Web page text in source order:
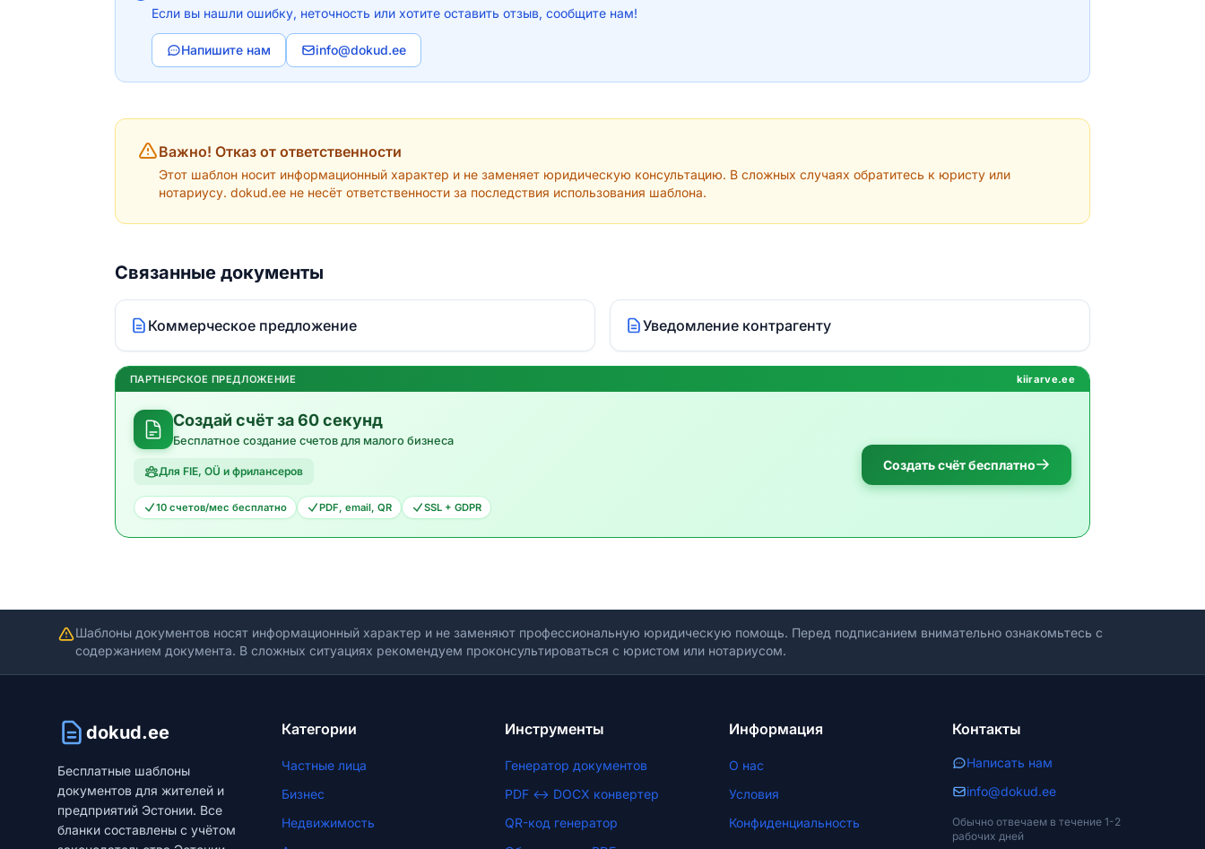
Если вы нашли ошибку, неточность или хотите оставить отзыв, сообщите нам!
Напишите нам info@dokud.ee
Важно! Отказ от ответственности
Этот шаблон носит информационный характер и не заменяет юридическую консультацию. В сложных случаях обратитесь к юристу или
нотариусу. dokud.ee не несёт ответственности за последствия использования шаблона.
Связанные документы
Коммерческое предложение Уведомление контрагенту
ПАРТНЕРСКОЕ ПРЕДЛОЖЕНИЕ kiirarve.ee
Создай счёт за 60 секунд
Бесплатное создание счетов для малого бизнеса
Для FIE, OÜ и фрилансеров
10 счетов/мес бесплатно PDF, email, QR SSL + GDPR
Создать счёт бесплатно
Шаблоны документов носят информационный характер и не заменяют профессиональную юридическую помощь. Перед подписанием внимательно ознакомьтесь с
содержанием документа. В сложных ситуациях рекомендуем проконсультироваться с юристом или нотариусом.
dokud.ee
Бесплатные шаблоны
документов для жителей и
предприятий Эстонии. Все
бланки составлены с учётом
Категории
Частные лица
Бизнес
Недвижимость
Инструменты
Генератор документов
PDF ↔ DOCX конвертер
QR-код генератор
Информация
О нас
Условия
Конфиденциальность
Контакты
Написать нам
info@dokud.ee
Обычно отвечаем в течение 1-2
рабочих дней